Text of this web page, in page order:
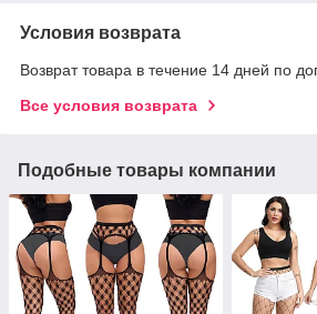
Условия возврата
Возврат товара в течение 14 дней по
Все условия возврата
Подобные товары компании